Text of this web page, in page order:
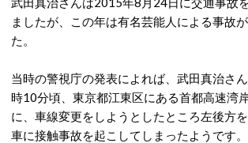
ましたが、この年は有名芸能人による事故
た。
当時の警視庁の発表によれば、武田真治さ
時10分頃、東京都江東区にある首都高速湾
に、車線変更をしようとしたところ左後方
車に接触事故を起こしてしまったようです。